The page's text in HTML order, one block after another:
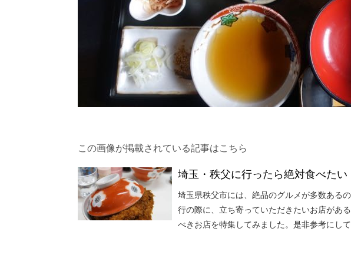
この画像が掲載されている記事はこちら
埼玉・秩父に行ったら絶対食べた
埼玉県秩父市には、絶品のグルメが多数ある
行の際に、立ち寄っていただきたいお店があ
べきお店を特集してみました。是非参考にして